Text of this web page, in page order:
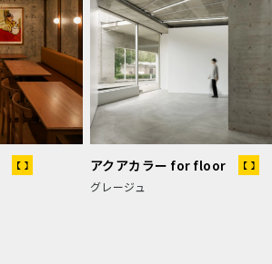
アクアカラー for floor
グレージュ